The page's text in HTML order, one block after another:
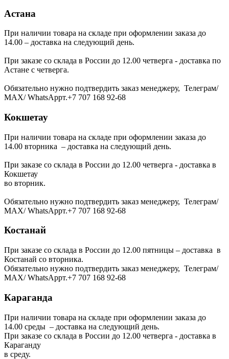
Астана
При наличии товара на складе при оформлении заказа до
14.00 – доставка на следующий день.
При заказе со склада в России до 12.00 четверга - доставка по
Астане с четверга.
Обязательно нужно подтвердить заказ менеджеру, Телеграм/
МАХ/ WhatsAppт.+7 707 168 92-68
Кокшетау
При наличии товара на складе при оформлении заказа до
14.00 вторника – доставка на следующий день.
При заказе со склада в России до 12.00 четверга - доставка в
Кокшетау
во вторник.
Обязательно нужно подтвердить заказ менеджеру, Телеграм/
МАХ/ WhatsAppт.+7 707 168 92-68
Костанай
При заказе со склада в России до 12.00 пятницы – доставка в
Костанай со вторника.
Обязательно нужно подтвердить заказ менеджеру, Телеграм/
МАХ/ WhatsAppт.+7 707 168 92-68
Караганда
При наличии товара на складе при оформлении заказа до
14.00 среды – доставка на следующий день.
При заказе со склада в России до 12.00 четверга - доставка в
Караганду
в среду.